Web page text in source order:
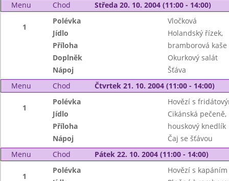
Menu
Chod Středa 20. 10. 2004 (11:00 - 14:00)
1
Polévka
Vločková
Jídlo
Holandský řízek,
Příloha
bramborová kaše
Doplněk
Okurkový salát
Nápoj
Šťáva
Menu
Chod Čtvrtek 21. 10. 2004 (11:00 - 14:00)
1
Polévka
Hovězí s
Jídlo
Cikánská pečeně,
Příloha
houskový knedlík
Nápoj
Čaj se šťávou
Menu
Chod Pátek 22. 10. 2004 (11:00 - 14:00)
1
Polévka
Hovězí s kapáním